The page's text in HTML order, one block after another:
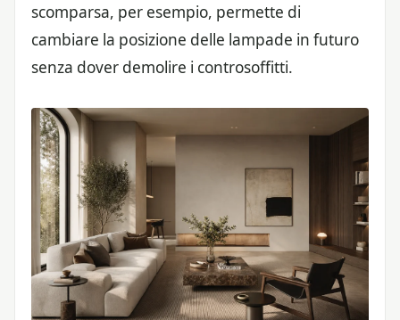
scomparsa, per esempio, permette di
cambiare la posizione delle lampade in futuro
senza dover demolire i controsoffitti.